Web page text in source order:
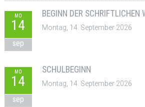
MO
14
sep
BEGINN DER SCHRIFTLICHEN
Montag, 14. September 2026
MO
14
sep
SCHULBEGINN
Montag, 14. September 2026